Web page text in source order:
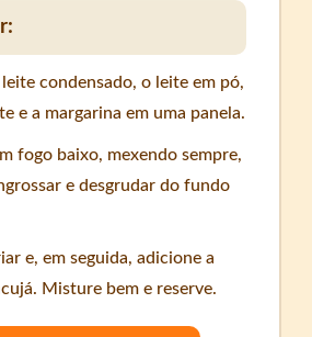
condensado, o leite em pó,
e a margarina em uma panela.
fogo baixo, mexendo sempre,
e desgrudar do fundo
e, em seguida, adicione a
Misture bem e reserve.